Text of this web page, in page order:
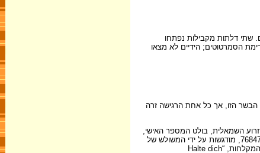
שתי דלתות מקבילות נפתחו
הסמרטוטים; הידיים לא מצאו
הבשר הזו, אך כל אחת הרגישה זרה
השמאלית, בולט המספר האישי,
ספרות שחורות מוטבעות בתוך הגוף ומזוהים מעתה אתו. הרגשתי שוב על בשרי את המחט החודרת, המותירה אחריה, נקודה אחר נקודה, את חמש הספרות: 76847, מודגשות על ידי המשולש של
Jude. שמעתי שוב את קולי: “Ceci pour toute la vie?"(צרפתית: "זה לכל החיים?") מאז שקועקע המספר על זרועי למדתי דברים רבים; שהכתובות על קירות המקלחות, “Halte dich